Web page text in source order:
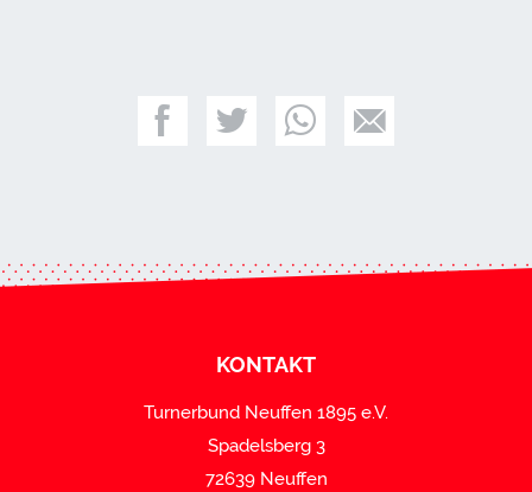
KONTAKT
Turnerbund Neuffen 1895 e.V.
Spadelsberg 3
72639 Neuffen